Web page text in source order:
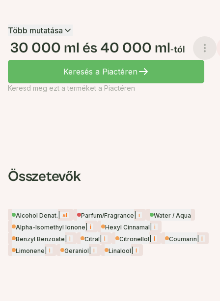
Több mutatása
30 000 ml és 40 000 ml-tól
Keresés a Piactéren
Keresd meg ezt a terméket a Piactéren
Összetevők
Alcohol Denat. al Parfum/Fragrance i
Water / Aqua
Alpha-Isomethyl Ionone
i Hexyl Cinnamal
i
Benzyl Benzoate
i Citral i Citronellol i Coumarin
i
Limonene
i Geraniol i Linalool i